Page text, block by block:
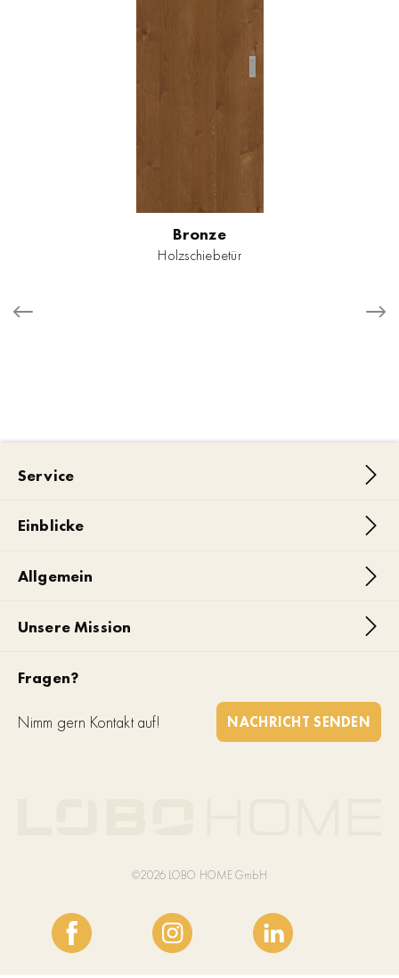
Bronze
Holzschiebetür
Service
Einblicke
Allgemein
Unsere Mission
Fragen?
Nimm gern Kontakt auf! NACHRICHT SENDEN
©2026 LOBO HOME GmbH